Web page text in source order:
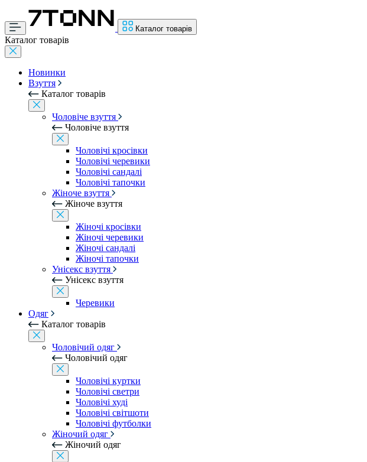
Каталог товарів
Каталог товарів
Новинки
Взуття
Каталог товарів
Чоловіче взуття
Чоловіче взуття
Чоловічі кросівки
Чоловічі черевики
Чоловічі сандалі
Чоловічі тапочки
Жіноче взуття
Жіноче взуття
Жіночі кросівки
Жіночі черевики
Жіночі сандалі
Жіночі тапочки
Унісекс взуття
Унісекс взуття
Черевики
Одяг
Каталог товарів
Чоловічий одяг
Чоловічий одяг
Чоловічі куртки
Чоловічі светри
Чоловічі худі
Чоловічі світшоти
Чоловічі футболки
Жіночий одяг
Жіночий одяг